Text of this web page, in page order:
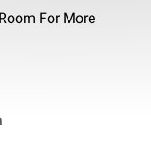
Room For More